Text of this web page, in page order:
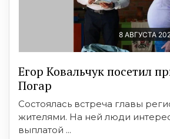
8 АВГУСТА
Егор Ковальчук посетил
Погар
Состоялась встреча главы
жителями. На ней люди
выплатой ...